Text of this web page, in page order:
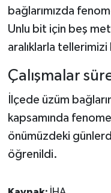
bağlarımızda
Unlu bit için beş
aralıklarla
Çalışmalar
İlçede üzüm
kapsamında
önümüzdeki
öğrenildi.